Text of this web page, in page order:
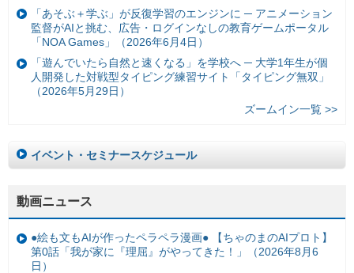
「あそぶ＋学ぶ」が反復学習のエンジンに ─ アニメーション
監督がAIと挑む、広告・ログインなしの教育ゲームポータル
「NOA Games」（2026年6月4日）
「遊んでいたら自然と速くなる」を学校へ ─ 大学1年生が個
人開発した対戦型タイピング練習サイト「タイピング無双」
（2026年5月29日）
ズームイン一覧 >>
イベント・セミナースケジュール
動画ニュース
●絵も文もAIが作ったペラペラ漫画● 【ちゃのまのAIプロト】
第0話「我が家に『理屈』がやってきた！」（2026年8月6
日）